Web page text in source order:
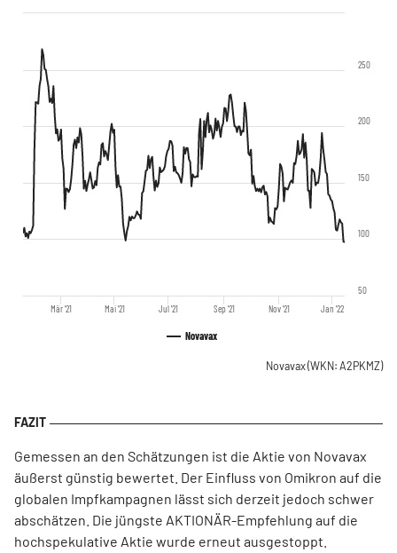
Novavax
Mär '21 Mai '21 Jul '21 Sep '21 Nov '21 Jan '22
50
100
150
200
250
Novavax(WKN: A2PKMZ)
Gemessen an den Schätzungen ist die Aktie von Novavax
äußerst günstig bewertet. Der Einfluss von Omikron auf die
globalen Impfkampagnen lässt sich derzeit jedoch schwer
abschätzen. Die jüngste AKTIONÄR-Empfehlung auf die
hochspekulative Aktie wurde erneut ausgestoppt.